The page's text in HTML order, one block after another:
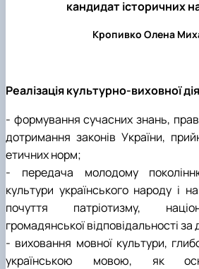
кандидат історичних
Кропивко Олена
Реалізація культурно-виховної
- формування сучасних знань,
дотримання законів України,
етичних норм;
- передача молодому
культури українського народу і
почуття патріотизму,
громадянської відповідальності за
- виховання мовної культури,
українською мовою, як